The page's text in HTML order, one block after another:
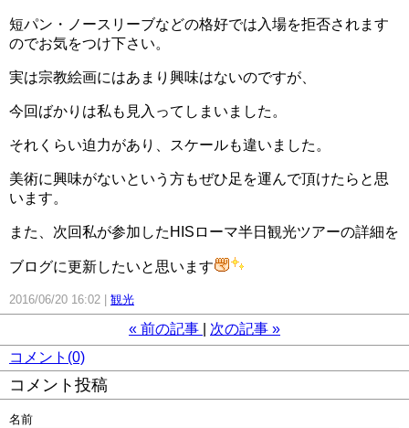
短パン・ノースリーブなどの格好では入場を拒否されます
のでお気をつけ下さい。
実は宗教絵画にはあまり興味はないのですが、
今回ばかりは私も見入ってしまいました。
それくらい迫力があり、スケールも違いました。
美術に興味がないという方もぜひ足を運んで頂けたらと思
います。
また、次回私が参加したHISローマ半日観光ツアーの詳細を
ブログに更新したいと思います
2016/06/20 16:02 観光
« 前の記事 次の記事 »
コメント(0)
コメント投稿
名前